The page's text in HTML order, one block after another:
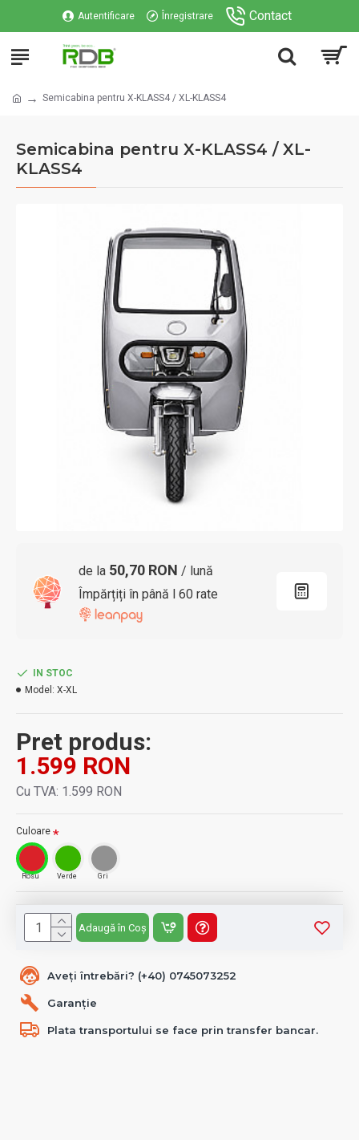
Autentificare Înregistrare Contact
Semicabina pentru X-KLASS4 / XL-KLASS4
Semicabina pentru X-KLASS4 / XL-
KLASS4
de la 50,70 RON / lună
Împărțiți în până l 60 rate
Aveți întrebări? (+40) 0745073252
Garanție
Plata transportului se face prin transfer bancar.
Pret produs:
1.599 RON
Cu TVA: 1.599 RON
IN STOC
Model: X-XL
Culoare
Rosu Verde Gri
Adaugă în Coș